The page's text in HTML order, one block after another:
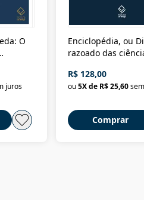
O
juros
Enciclopédia, ou
razoado das
Civilização material
R$ 128,00
ou5X de R$ 25,60
Comprar